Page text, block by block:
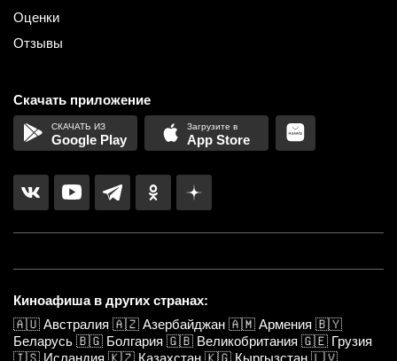
Оценки
Отзывы
Скачать приложение
Google Play App Store
Киноафиша в других странах:
🇦🇺 Австралия 🇦🇿 Азербайджан 🇦🇲 Армения 🇧🇾
Беларусь 🇧🇬 Болгария 🇬🇧 Великобритания 🇬🇪 Грузия
🇮🇸 Исландия 🇰🇿 Казахстан 🇰🇬 Кыргызстан 🇱🇻